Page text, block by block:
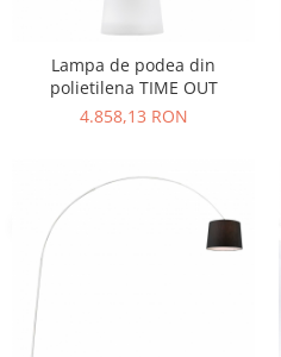
Vitrina bar / retrobar
Accesorii
Blaturi de masa
Blaturi din metal
Blaturi din Topalit
Blaturi din lemn masiv
Blaturi din HPL Compact
Blaturi din piatra naturala si
compozit
Lampa de podea din
polietilena TIME OUT
4.858,13 RON